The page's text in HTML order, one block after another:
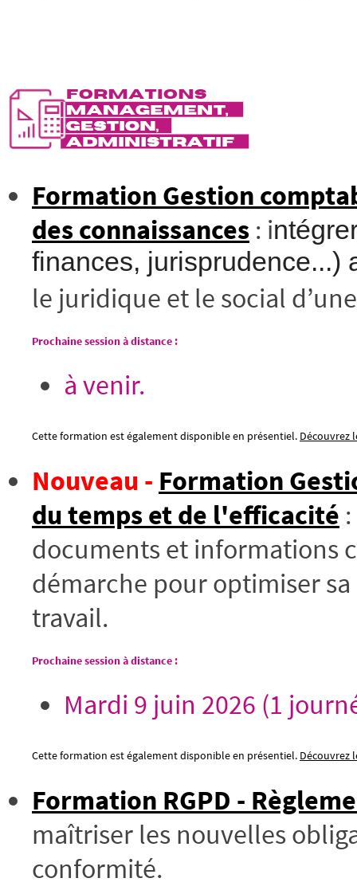
Formation Gestion
des connaissances : i
finances, jurisprudence...)
le juridique et le social
Prochaine session à distance :
à venir.
Cette formation est également disponible en présentiel. Découvrez
Nouveau - Formation
du temps et de l'efficacité
documents et informations
démarche pour optimiser
travail.
Prochaine session à distance :
Mardi 9 juin 2026 (1
Cette formation est également disponible en présentiel. Découvrez
Formation RGPD -
maîtriser les nouvelles
conformité.